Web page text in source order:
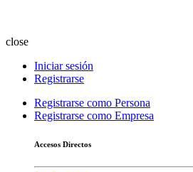
close
Iniciar sesión
Registrarse
Registrarse como Persona
Registrarse como Empresa
Accesos Directos